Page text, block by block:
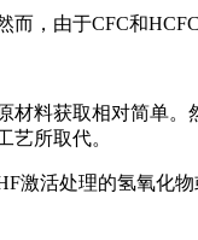
而，由于CFC和
材料获取相对简单
艺所取代。
激活处理的氢氧化